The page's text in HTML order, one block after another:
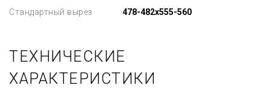
Стандартный вырез 478-482x555-560
ТЕХНИЧЕСКИЕ
ХАРАКТЕРИСТИКИ